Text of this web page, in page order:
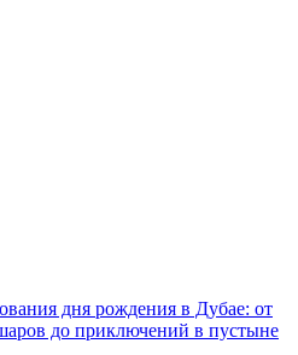
дня рождения в Дубае: от
до приключений в пустыне